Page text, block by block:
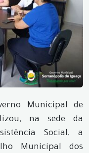
Municipal de
na sede da
Social, a
Municipal dos